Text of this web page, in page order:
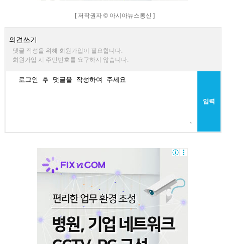
[ 저작권자 © 아시아뉴스통신 ]
의견쓰기
댓글 작성을 위해 회원가입이 필요합니다.
회원가입 시 주민번호를 요구하지 않습니다.
입력